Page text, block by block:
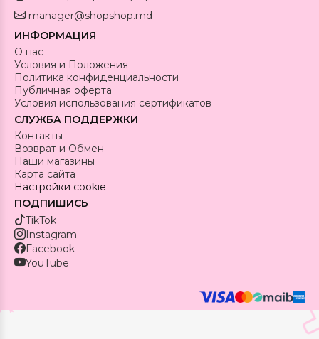
manager@shopshop.md
ИНФОРМАЦИЯ
О нас
Условия и Положения
Политика конфиденциальности
Публичная оферта
Условия использования сертификатов
СЛУЖБА ПОДДЕРЖКИ
Контакты
Возврат и Обмен
Наши магазины
Карта сайта
Настройки cookie
ПОДПИШИСЬ
TikTok
Instagram
Facebook
YouTube